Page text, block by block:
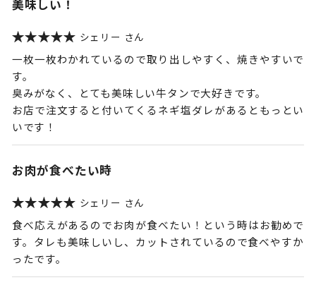
美味しい！
シェリー
一枚一枚わかれているので取り出しやすく、焼きやすいで
す。
臭みがなく、とても美味しい牛タンで大好きです。
お店で注文すると付いてくるネギ塩ダレがあるともっとい
いです！
お肉が食べたい時
シェリー
食べ応えがあるのでお肉が食べたい！という時はお勧めで
す。タレも美味しいし、カットされているので食べやすか
ったです。